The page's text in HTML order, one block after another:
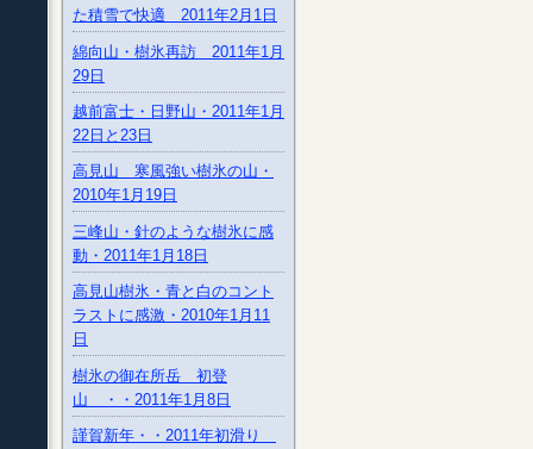
た積雪で快適 2011年2月1日
綿向山・樹氷再訪 2011年1月
29日
越前富士・日野山・2011年1月
22日と23日
高見山 寒風強い樹氷の山・
2010年1月19日
三峰山・針のような樹氷に感
動・2011年1月18日
高見山樹氷・青と白のコント
ラストに感激・2010年1月11
日
樹氷の御在所岳 初登
山 ・・2011年1月8日
謹賀新年・・2011年初滑り